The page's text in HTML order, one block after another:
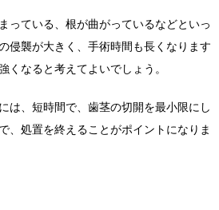
っている、根が曲がっているなどといっ
侵襲が大きく、手術時間も長くなります
くなると考えてよいでしょう。
は、短時間で、歯茎の切開を最小限にし
、処置を終えることがポイントになりま